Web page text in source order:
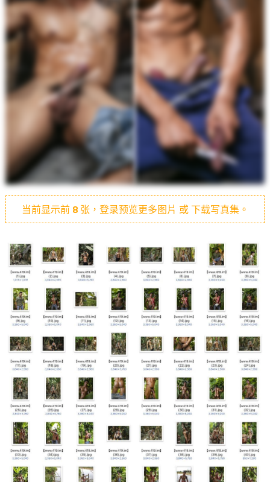
当前显示前 8张，登录预览更多图片 或 下载写真集。